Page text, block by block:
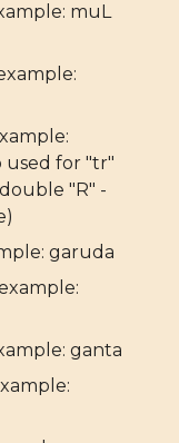
muL
used for "tr"
"R" -
garuda
ganta